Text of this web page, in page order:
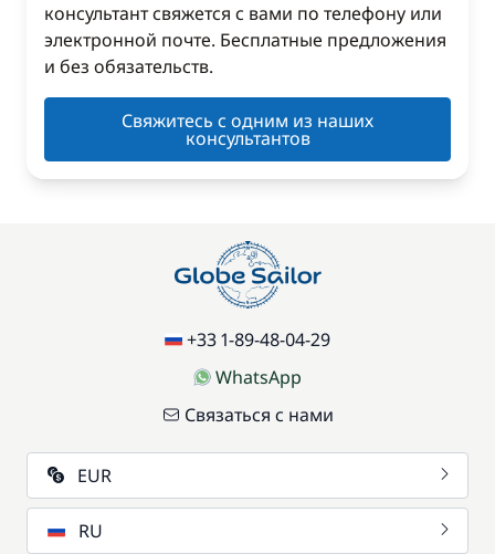
консультант свяжется с вами по телефону или
электронной почте. Бесплатные предложения
и без обязательств.
Свяжитесь с одним из наших
консультантов
+33 1-89-48-04-29
WhatsApp
Связаться с нами
EUR
RU